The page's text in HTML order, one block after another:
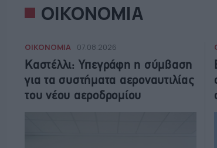
ΟΙΚΟΝΟΜΙΑ
ΟΙΚΟΝΟΜΙΑ 07.08.2026
Καστέλλι: Υπεγράφη η σύμβαση
για τα συστήματα αεροναυτιλίας
του νέου αεροδρομίου